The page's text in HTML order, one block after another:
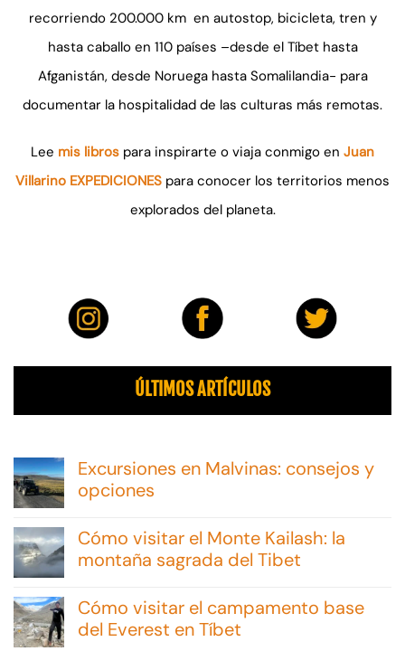
recorriendo 200.000 km en autostop, bicicleta, tren y
hasta caballo en 110 países –desde el Tíbet hasta
Afganistán, desde Noruega hasta Somalilandia- para
documentar la hospitalidad de las culturas más remotas.
Lee mis libros para inspirarte o viaja conmigo en Juan
Villarino EXPEDICIONES para conocer los territorios menos
explorados del planeta.
ÚLTIMOS ARTÍCULOS
Excursiones en Malvinas: consejos y
opciones
hay
comentarios
en
Excursiones
Malvinas:
consejos
y
opciones
Cómo visitar el Monte Kailash: la
montaña sagrada del Tibet
hay
comentarios
en
Cómo
Cómo visitar el campamento base
del Everest en Tíbet